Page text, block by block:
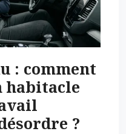
: comment
habitacle
?